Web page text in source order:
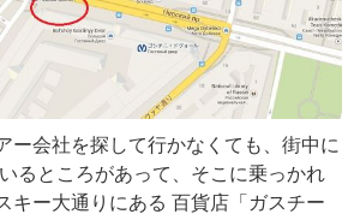
ー会社を探して行かなくても、街中に
るところがあって、そこに乗っかれ
キー大通りにある 百貨店「ガスチー